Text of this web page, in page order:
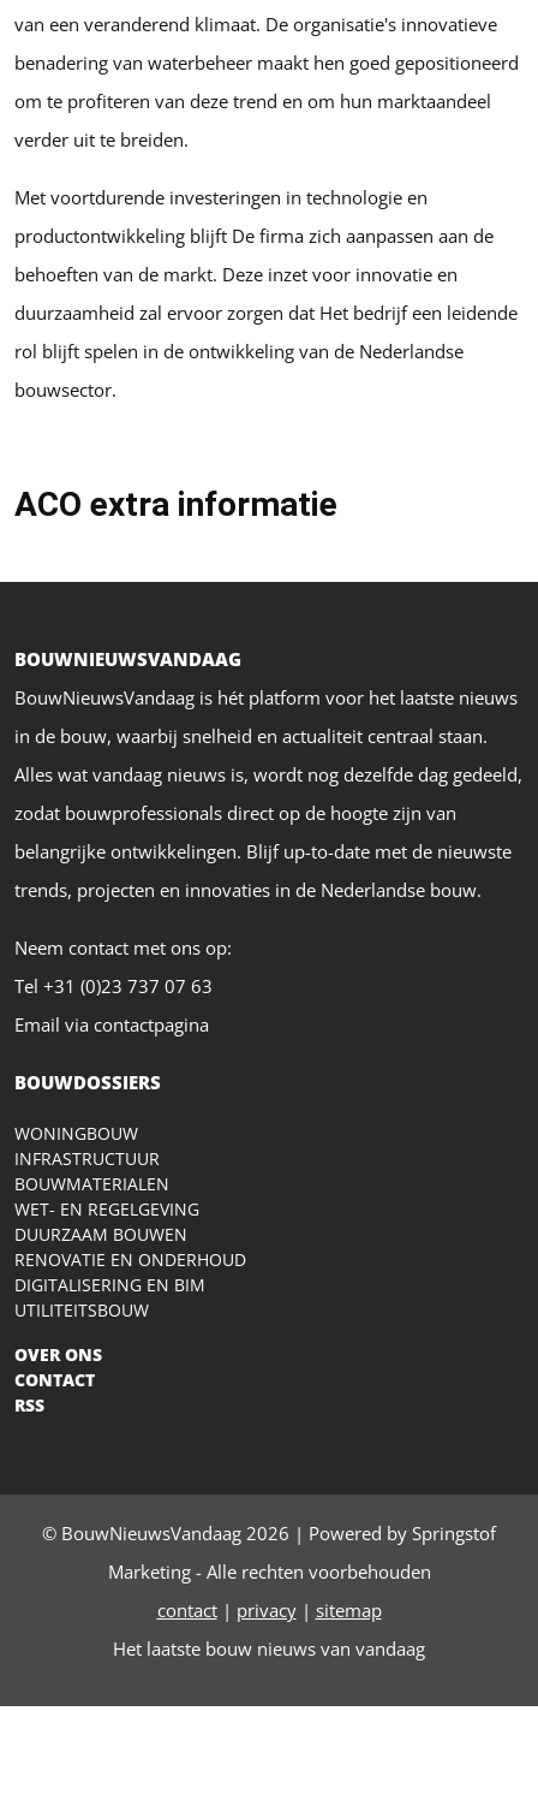
van een veranderend klimaat. De organisatie's innovatieve
benadering van waterbeheer maakt hen goed gepositioneerd
om te profiteren van deze trend en om hun marktaandeel
verder uit te breiden.
Met voortdurende investeringen in technologie en
productontwikkeling blijft De firma zich aanpassen aan de
behoeften van de markt. Deze inzet voor innovatie en
duurzaamheid zal ervoor zorgen dat Het bedrijf een leidende
rol blijft spelen in de ontwikkeling van de Nederlandse
bouwsector.
ACO extra informatie
BOUWNIEUWSVANDAAG
BouwNieuwsVandaag is hét platform voor het laatste nieuws
in de bouw, waarbij snelheid en actualiteit centraal staan.
Alles wat vandaag nieuws is, wordt nog dezelfde dag gedeeld,
zodat bouwprofessionals direct op de hoogte zijn van
belangrijke ontwikkelingen. Blijf up-to-date met de nieuwste
trends, projecten en innovaties in de Nederlandse bouw.
Neem contact met ons op:
Tel +31 (0)23 737 07 63
Email via contactpagina
BOUWDOSSIERS
WONINGBOUW
INFRASTRUCTUUR
BOUWMATERIALEN
WET- EN REGELGEVING
DUURZAAM BOUWEN
RENOVATIE EN ONDERHOUD
DIGITALISERING EN BIM
UTILITEITSBOUW
OVER ONS
CONTACT
RSS
© BouwNieuwsVandaag 2026 | Powered by Springstof
Marketing - Alle rechten voorbehouden
contact| privacy| sitemap
Het laatste bouw nieuws van vandaag